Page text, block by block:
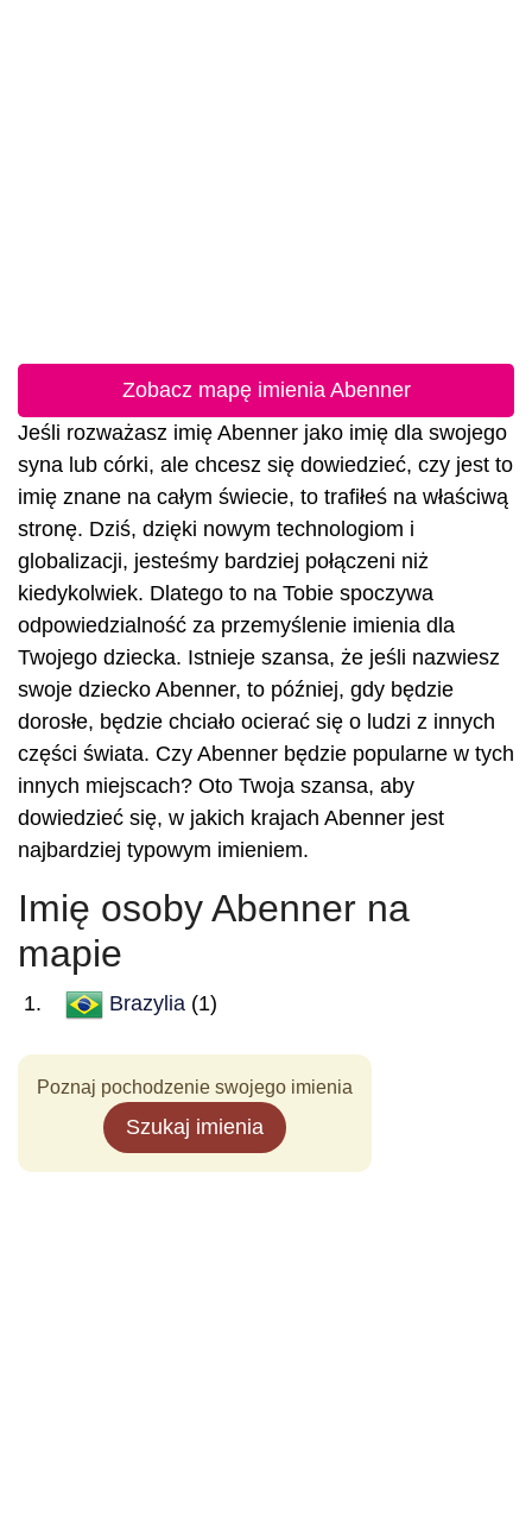
Zobacz mapę imienia Abenner
Jeśli rozważasz imię Abenner jako imię dla swojego
syna lub córki, ale chcesz się dowiedzieć, czy jest to
imię znane na całym świecie, to trafiłeś na właściwą
stronę. Dziś, dzięki nowym technologiom i
globalizacji, jesteśmy bardziej połączeni niż
kiedykolwiek. Dlatego to na Tobie spoczywa
odpowiedzialność za przemyślenie imienia dla
Twojego dziecka. Istnieje szansa, że jeśli nazwiesz
swoje dziecko Abenner, to później, gdy będzie
dorosłe, będzie chciało ocierać się o ludzi z innych
części świata. Czy Abenner będzie popularne w tych
innych miejscach? Oto Twoja szansa, aby
dowiedzieć się, w jakich krajach Abenner jest
najbardziej typowym imieniem.
Imię osoby Abenner na
mapie
Brazylia (1)
Poznaj pochodzenie swojego imienia
Szukaj imienia